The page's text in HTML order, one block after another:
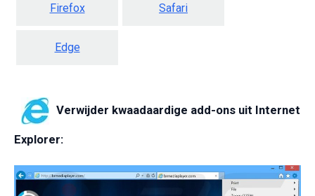
Firefox Safari
Edge
Verwijder kwaadaardige add-ons uit Internet
Explorer: